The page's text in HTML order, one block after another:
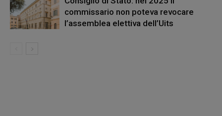
commissario non poteva revocare
l’assemblea elettiva dell’Uits